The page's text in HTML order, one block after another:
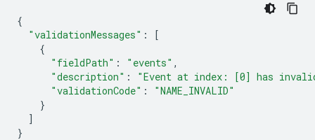
{
"validationMessages" :
[
{
"fieldPath" : "events" ,
"description" :
"Event at index: [0] has invalid
"validationCode" :
"NAME_INVALID"
}
]
}